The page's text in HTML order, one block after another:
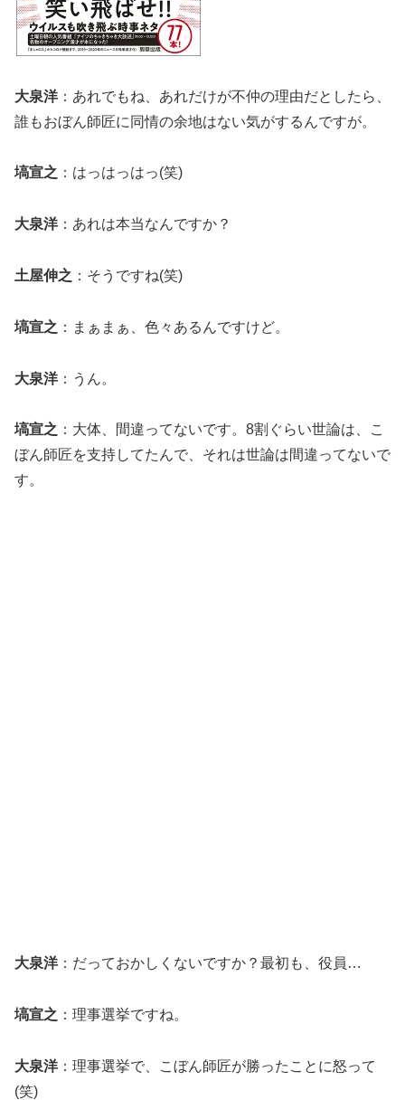
大泉洋：あれでもね、あれだけが不仲の理由だとしたら、
誰もおぼん師匠に同情の余地はない気がするんですが。
塙宣之 ：はっはっはっ(笑)
大泉洋：あれは本当なんですか？
土屋伸之 ：そうですね(笑)
塙宣之 ：まぁまぁ、色々あるんですけど。
大泉洋：うん。
塙宣之 ：大体、間違ってないです。8割ぐらい世論は、こ
ぼん師匠を支持してたんで、それは世論は間違ってないで
す。
大泉洋：だっておかしくないですか？最初も、役員…
塙宣之 ：理事選挙ですね。
大泉洋：理事選挙で、こぼん師匠が勝ったことに怒って
(笑)